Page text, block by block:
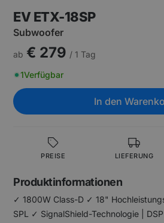
EV ETX-18SP
Subwoofer
ab € 279 / 1 Tag
1Verfügbar
In den
PREISE LIEFERUNG
Produktinformationen
✓ 1800W Class-D ✓ 18"
SPL ✓ SignalShield-Technologie |